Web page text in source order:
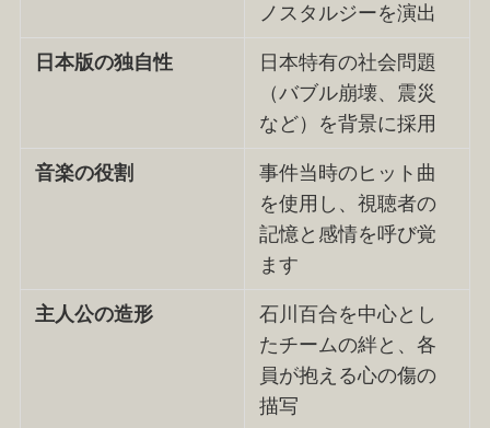
ノスタルジーを演出
日本版の独自性
日本特有の社会問題
（バブル崩壊、震災
など）を背景に採用
音楽の役割
事件当時のヒット曲
を使用し、視聴者の
記憶と感情を呼び覚
ます
主人公の造形
石川百合を中心とし
たチームの絆と、各
員が抱える心の傷の
描写